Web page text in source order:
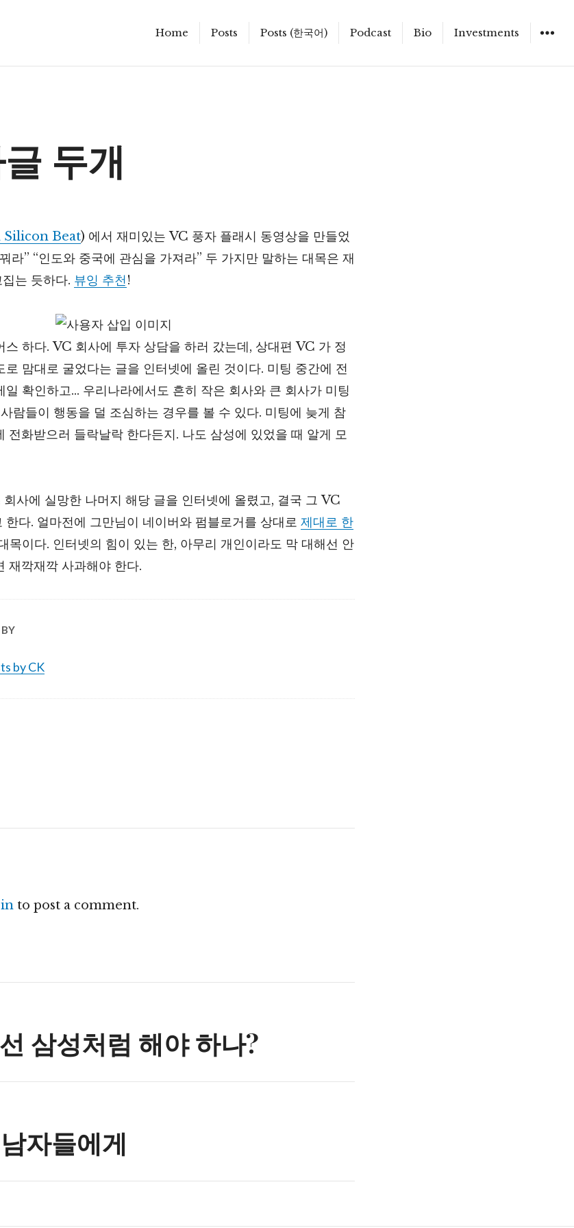
Home Posts Posts (한국어) Podcast Bio Investments
두개
Silicon Beat) 에서 재미있는 VC 풍자 플래시 동영상을 만들었
라” “인도와 중국에 관심을 가져라” 두 가지만 말하는 대목은 재
는 듯하다. 뷰잉 추천!
스 하다. VC 회사에 투자 상담을 하러 갔는데, 상대편 VC 가 정
로 맘대로 굴었다는 글을 인터넷에 올린 것이다. 미팅 중간에 전
일 확인하고… 우리나라에서도 흔히 작은 회사와 큰 회사가 미팅
람들이 행동을 덜 조심하는 경우를 볼 수 있다. 미팅에 늦게 참
전화받으러 들락날락 한다든지. 나도 삼성에 있었을 때 알게 모
사에 실망한 나머지 해당 글을 인터넷에 올렸고, 결국 그 VC
한다. 얼마전에 그만님이 네이버와 펌블로거를 상대로 제대로 한
목이다. 인터넷의 힘이 있는 한, 아무리 개인이라도 막 대해선 안
재깍재깍 사과해야 한다.
by CK
to post a comment.
삼성처럼 해야 하나?
자들에게